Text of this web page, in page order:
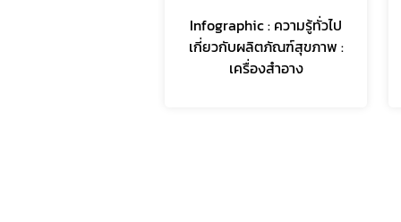
Infographic : ความรู้ทั่วไป
เกี่ยวกับผลิตภัณฑ์สุขภาพ :
เครื่องสำอาง